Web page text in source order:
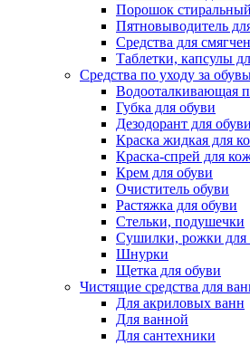
Порошок стиральный
Пятновыводитель
Средства для
Таблетки, капсулы
Средства по уходу за
Водооталкивающая
Губка для обуви
Дезодорант для обуви
Краска жидкая для
Краска-спрей для
Крем для обуви
Очиститель обуви
Растяжка для обуви
Стельки, подушечки
Сушилки, рожки для
Шнурки
Щетка для обуви
Чистящие средства для
Для акриловых ванн
Для ванной
Для сантехники